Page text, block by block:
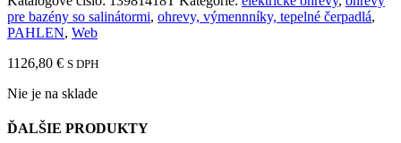
pre bazény so salinátormi, ohrevy, výmennníky, tepelné čerpadlá,
PAHLEN, Web
1126,80 € S DPH
Nie je na sklade
ĎALŠIE PRODUKTY